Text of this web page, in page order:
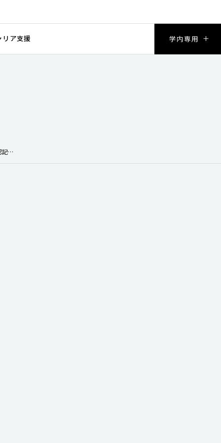
リア支援 学内専用
本学学生が第14回関東学生ウィンターカップ公認記録会（男子平泳ぎ50ｍ）で1位の成績を収めました